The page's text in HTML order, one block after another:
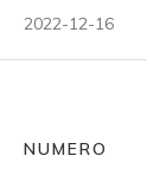
2022-12-16
NUMERO